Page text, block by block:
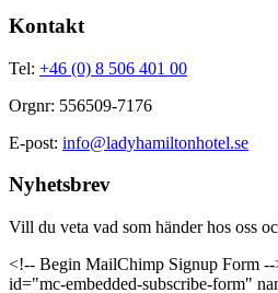
Kontakt
Tel: +46 (0) 8 506 401 00
Orgnr: 556509-7176
E-post: info@ladyhamiltonhotel.se
Nyhetsbrev
Vill du veta vad som händer hos oss
<!-- Begin MailChimp Signup Form --
id="mc-embedded-subscribe-form"